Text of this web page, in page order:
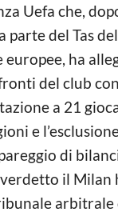
Uefa che,
parte del Tas
europee, ha
del club
a 21
e
di
il Milan
arbitrale